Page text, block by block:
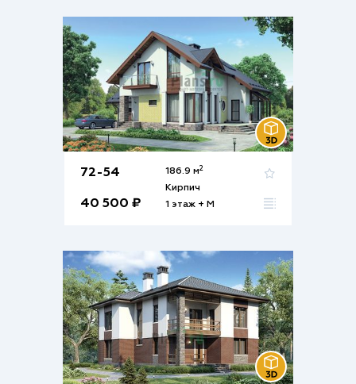
72-54
40 500 ₽
186.9 м2
Кирпич
1 этаж + М